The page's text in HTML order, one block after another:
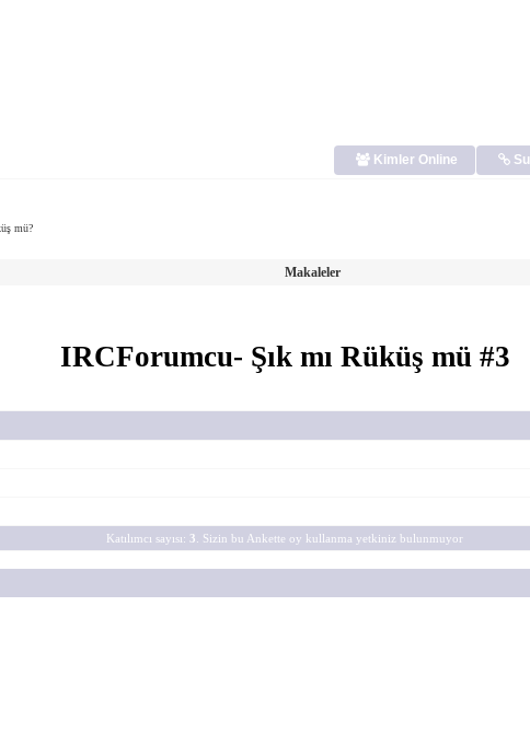
Kimler Online
mü?
Makaleler
IRCForumcu- Şık mı Rüküş mü #3
Katılımcı sayısı: 3 . Sizin bu Ankette oy kullanma yetkiniz bulunmuyor